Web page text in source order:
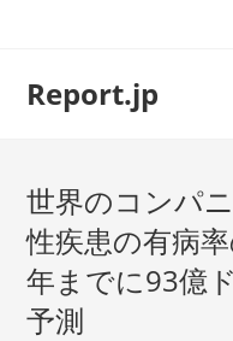
Report.jp
世界のコンパ
性疾患の有病
年までに93億
予測